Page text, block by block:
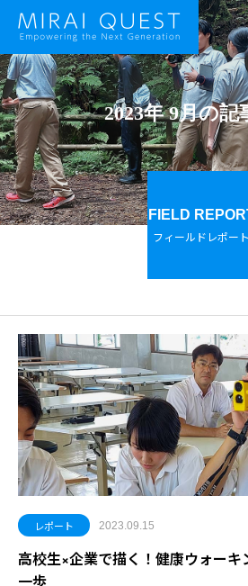
2023年 9月の記
FIELD
フィールドレポート
レポート 2023.09.15
高校生×企業で描く！健康ウォー
一歩